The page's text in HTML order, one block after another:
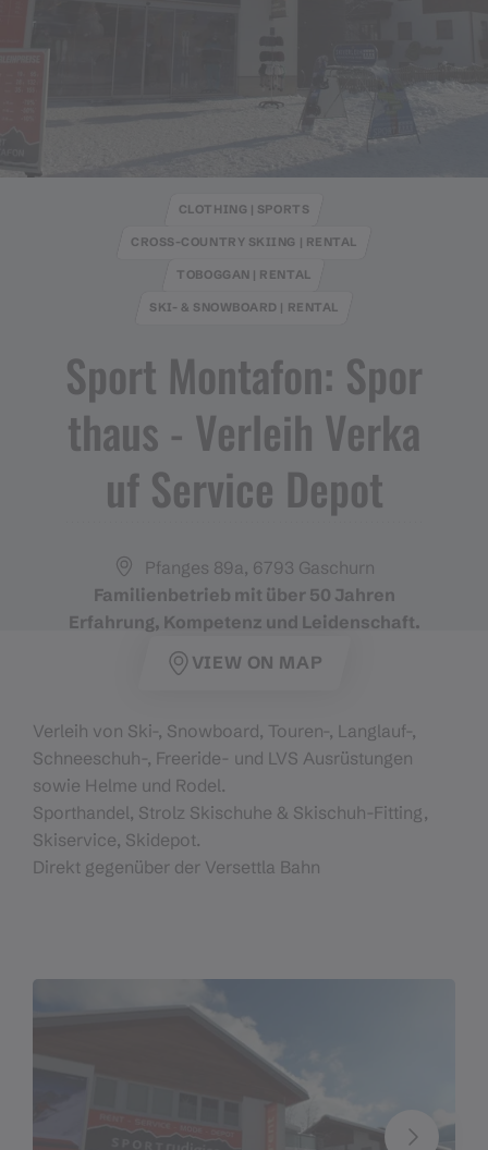
Sport Montafon: Spor
thaus ​-​ Verleih Verka
uf Service Depot
CLOTHING | SPORTS
CROSS-COUNTRY SKIING | RENTAL
TOBOGGAN | RENTAL
SKI- & SNOWBOARD | RENTAL
Pfanges 89a, 6793 Gaschurn
Familienbetrieb mit über 50 Jahren
Erfahrung, Kompetenz und Leidenschaft.
VIEW ON MAP
Verleih von Ski-, Snowboard, Touren-, Langlauf-,
Schneeschuh-, Freeride- und LVS Ausrüstungen
sowie Helme und Rodel.
Sporthandel, Strolz Skischuhe & Skischuh-Fitting,
Skiservice, Skidepot.
Direkt gegenüber der Versettla Bahn